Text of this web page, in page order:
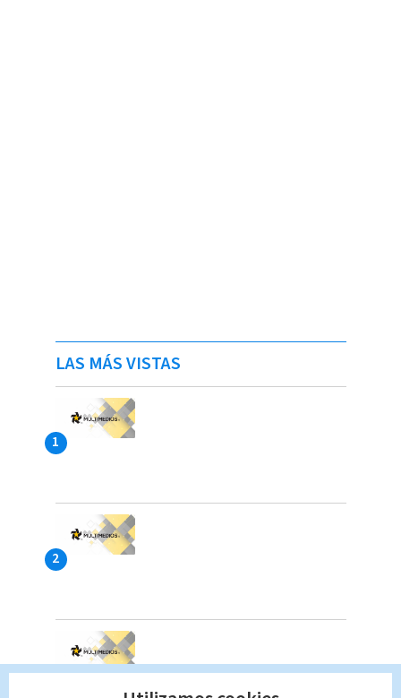
LAS MÁS VISTAS